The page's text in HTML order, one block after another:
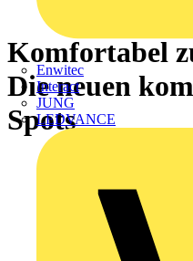
Enwitec
Interact
JUNG
LEDVANCE
Komfortabel
Die neuen
Spots